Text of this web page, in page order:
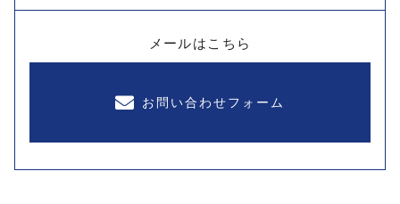
メールはこちら
お問い合わせフォーム